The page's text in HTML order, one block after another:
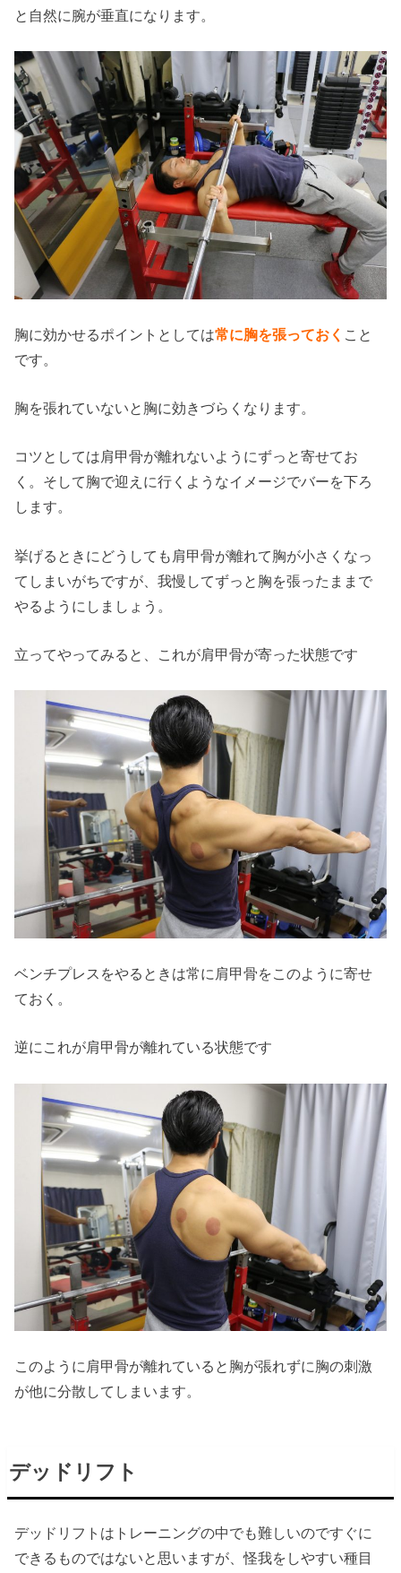
と自然に腕が垂直になります。
胸に効かせるポイントとしては常に胸を張っておく こと
です。
胸を張れていないと胸に効きづらくなります。
コツとしては肩甲骨が離れないようにずっと寄せてお
く。そして胸で迎えに行くようなイメージでバーを下ろ
します。
挙げるときにどうしても肩甲骨が離れて胸が小さくなっ
てしまいがちですが、我慢してずっと胸を張ったままで
やるようにしましょう。
立ってやってみると、これが肩甲骨が寄った状態です
ベンチプレスをやるときは常に肩甲骨をこのように寄せ
ておく。
逆にこれが肩甲骨が離れている状態です
このように肩甲骨が離れていると胸が張れずに胸の刺激
が他に分散してしまいます。
デッドリフト
デッドリフトはトレーニングの中でも難しいのですぐに
できるものではないと思いますが、怪我をしやすい種目